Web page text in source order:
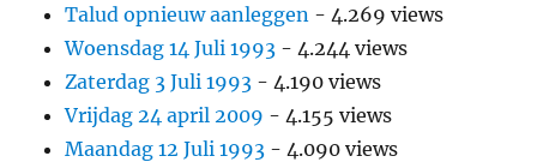
Talud opnieuw aanleggen - 4.269 views
Woensdag 14 Juli 1993 - 4.244 views
Zaterdag 3 Juli 1993 - 4.190 views
Vrijdag 24 april 2009 - 4.155 views
Maandag 12 Juli 1993 - 4.090 views